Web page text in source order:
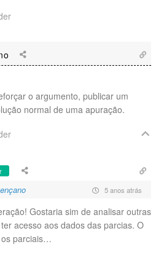
o argumento, publicar um
normal de uma apuração.
5 anos atrás
Gostaria sim de analisar outras
acesso aos dados das parcias. O
os parciais…